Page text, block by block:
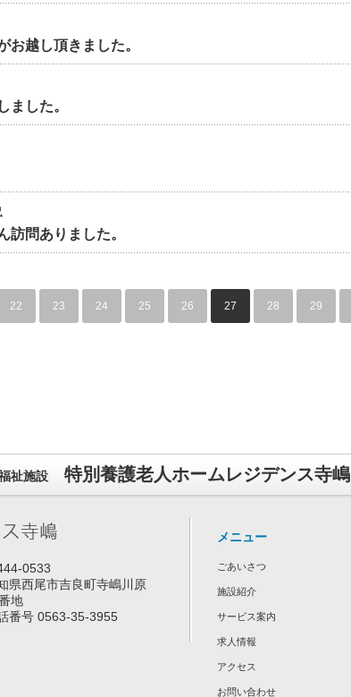
お越し頂きました。
ました。
訪問ありました。
22 23 24 25 26 27 28 29
祉施設 特別養護老人ホームレジデンス寺嶋
0533
県西尾市吉良町寺嶋川原
地
番号 0563-35-3955
メニュー
ごあいさつ
施設紹介
サービス案内
求人情報
アクセス
お問い合わせ